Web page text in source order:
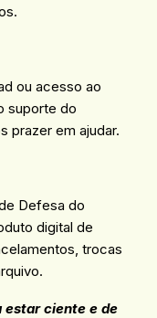
ou acesso ao
suporte do
prazer em ajudar.
Defesa do
digital de
trocas
ciente e de